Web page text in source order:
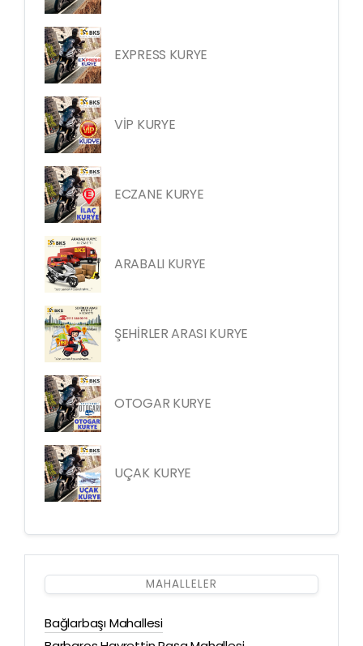
EXPRESS KURYE
VİP KURYE
ECZANE KURYE
ARABALI KURYE
ŞEHİRLER ARASI KURYE
OTOGAR KURYE
UÇAK KURYE
MAHALLELER
Bağlarbaşı Mahallesi